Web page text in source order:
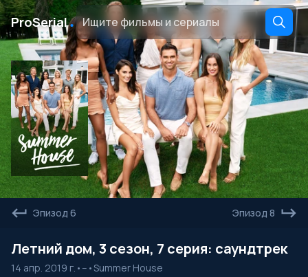
ProSerial․
Эпизод 6 Эпизод 8
Летний дом, 3 сезон, 7 серия: саундтрек
14 апр. 2019 г. • -- •Summer House